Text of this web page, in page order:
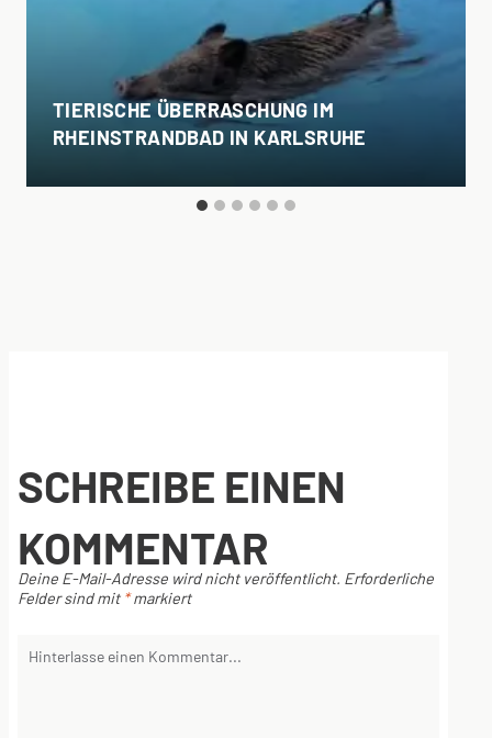
TIERISCHE ÜBERRASCHUNG IM
RHEINSTRANDBAD IN KARLSRUHE
SCHREIBE EINEN
KOMMENTAR
Deine E-Mail-Adresse wird nicht veröffentlicht. Erforderliche
Felder sind mit *markiert